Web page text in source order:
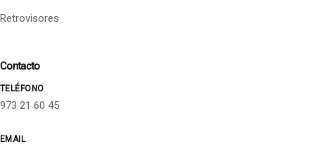
Retrovisores
Contacto
TELÉFONO
973 21 60 45
EMAIL